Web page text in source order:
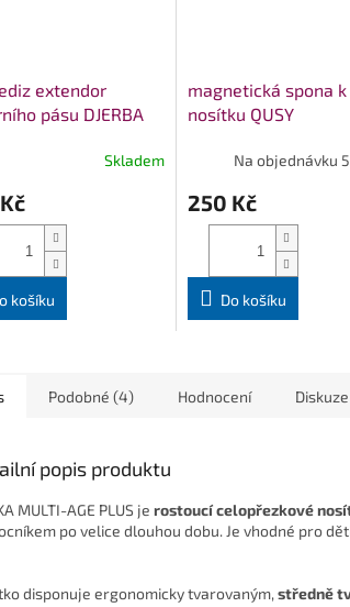
extendor
pásu DJERBA
Skladem
košíku
magnetická spona k
nosítku QUSY
Na objednávku
250 Kč
Do košíku
Podobné (4) Hodnocení Diskuze
popis produktu
MULTI-AGE PLUS je rostoucí celopřezkové
po velice dlouhou dobu. Je vhodné pro
disponuje ergonomicky tvarovaným, středně